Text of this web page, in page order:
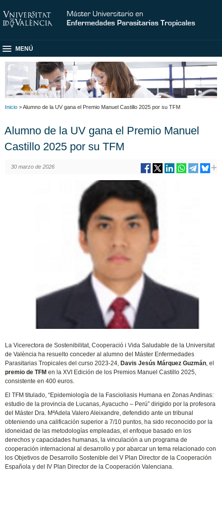
MENÚ
Inicio > Alumno de la UV gana el Premio Manuel Castillo 2025 por su TFM
Alumno de la UV gana el Premio Manuel
Castillo 2025 por su TFM
30 marzo de 2026
La Vicerectora de Sostenibilitat, Cooperació i Vida Saludable de la Universitat
de València ha resuelto conceder al alumno del Máster Enfermedades
Parasitarias Tropicales del curso 2023-24, Davis Jesús Márquez Guzmán, el
premio de TFM en la XVI Edición de los Premios Manuel Castillo 2025,
consistente en 400 euros.
El TFM titulado, “Epidemiología de la Fascioliasis Humana en Zonas Andinas:
estudio de la provincia de Lucanas, Ayacucho – Perú” dirigido por la profesora
del Máster Dra. MªAdela Valero Aleixandre, defendido ante un tribunal
obteniendo una calificación superior a 7/10 puntos, ha sido reconocido por la
idoneidad de las metodologías empleadas, el enfoque basado en los
derechos y capacidades humanas, la vinculación a un programa de
cooperación internacional al desarrollo y por abarcar un tema relacionado con
los Objetivos de Desarrollo Sostenible del V Plan Director de la Cooperación
Española y del IV Plan Director de la Cooperación Valenciana.